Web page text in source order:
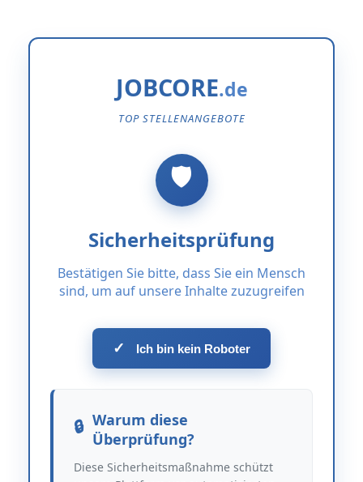
JOBCORE
TOP STELLENANGEBOTE
Sicherheitsprüfung
Bestätigen Sie bitte, dass Sie ein Mensch
sind, um auf unsere Inhalte zuzugreifen
✓ Ich bin kein Roboter
Warum diese
Überprüfung?
Diese Sicherheitsmaßnahme schützt